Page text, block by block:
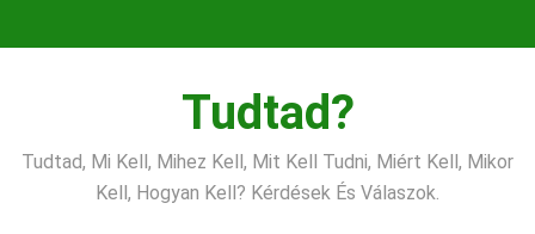
Tudtad?
Tudtad, Mi Kell, Mihez Kell, Mit Kell Tudni, Miért Kell, Mikor
Kell, Hogyan Kell? Kérdések És Válaszok.